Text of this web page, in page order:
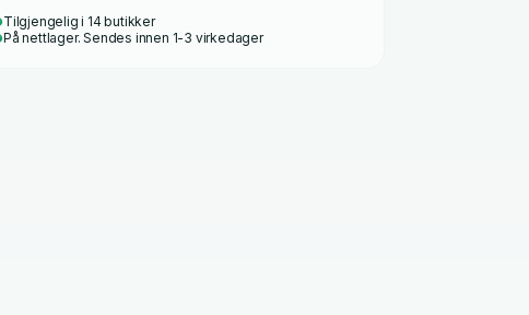
Tilgjengelig i 14 butikker
På nettlager. Sendes innen 1-3 virkedager